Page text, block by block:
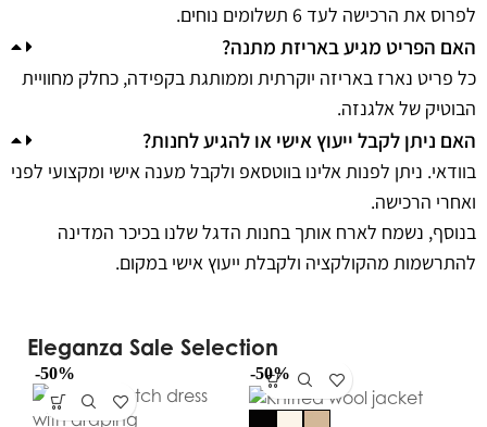
לפרוס את הרכישה לעד 6 תשלומים נוחים.
האם הפריט מגיע באריזת מתנה?
כל פריט נארז באריזה יוקרתית וממותגת בקפידה, כחלק מחוויית
הבוטיק של אלגנזה.
האם ניתן לקבל ייעוץ אישי או להגיע לחנות?
בוודאי. ניתן לפנות אלינו בווטסאפ ולקבל מענה אישי ומקצועי לפני
ואחרי הרכישה.
בנוסף, נשמח לארח אותך בחנות הדגל שלנו בכיכר המדינה
להתרשמות מהקולקציה ולקבלת ייעוץ אישי במקום.
Eleganza Sale Selection
-50% -50%